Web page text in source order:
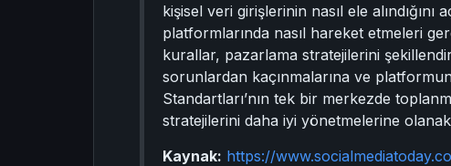
kişisel veri girişlerinin nasıl ele
platformlarında nasıl hareket etmeleri
kurallar, pazarlama stratejilerini
sorunlardan kaçınmalarına ve
Standartları’nın tek bir merkezde
stratejilerini daha iyi yönetmelerine olanak
Kaynak: https://